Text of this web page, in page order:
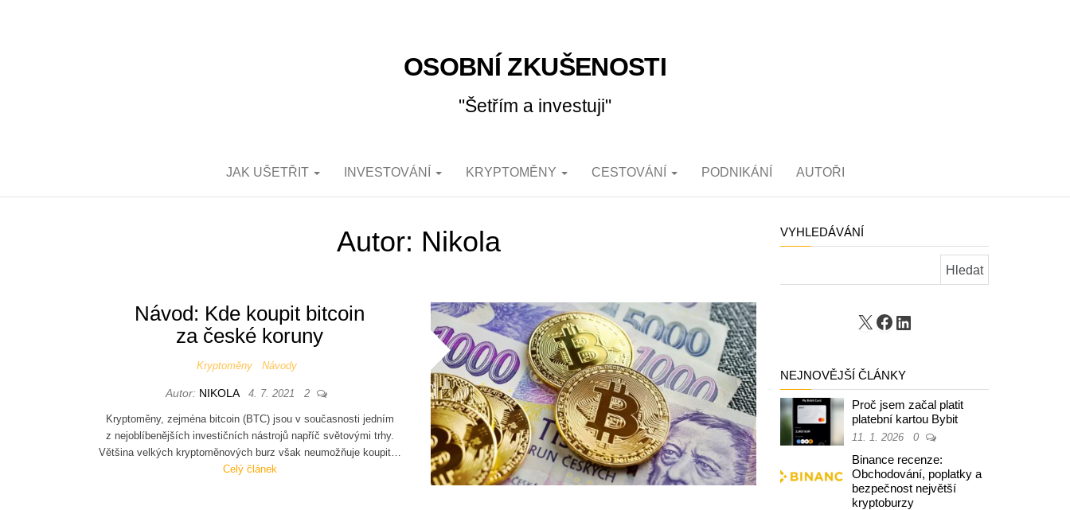
OSOBNÍ ZKUŠENOSTI
"Šetřím a investuji"
JAK UŠETŘIT INVESTOVÁNÍ KRYPTOMĚNY CESTOVÁNÍ PODNIKÁNÍ AUTOŘI
Autor: Nikola
Návod: Kde koupit bitcoin
za české koruny
Kryptoměny Návody
Autor: NIKOLA 4. 7. 2021 2
Kryptoměny, zejména bitcoin (BTC) jsou v současnosti jedním
z nejoblíbenějších investičních nástrojů napříč světovými trhy.
Většina velkých kryptoměnových burz však neumožňuje koupit…
Celý článek
VYHLEDÁVÁNÍ
X Facebook
LinkedIn
NEJNOVĚJŠÍ ČLÁNKY
Proč jsem začal platit
platební kartou Bybit
11. 1. 2026 0
Binance recenze:
Obchodování, poplatky a
bezpečnost největší
kryptoburzy